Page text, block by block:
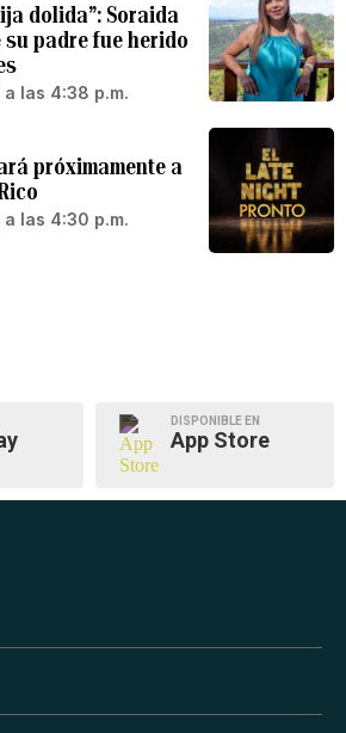
dolida”: Soraida
padre fue herido
las 4:38 p.m.
próximamente a
las 4:30 p.m.
DISPONIBLE EN
App Store